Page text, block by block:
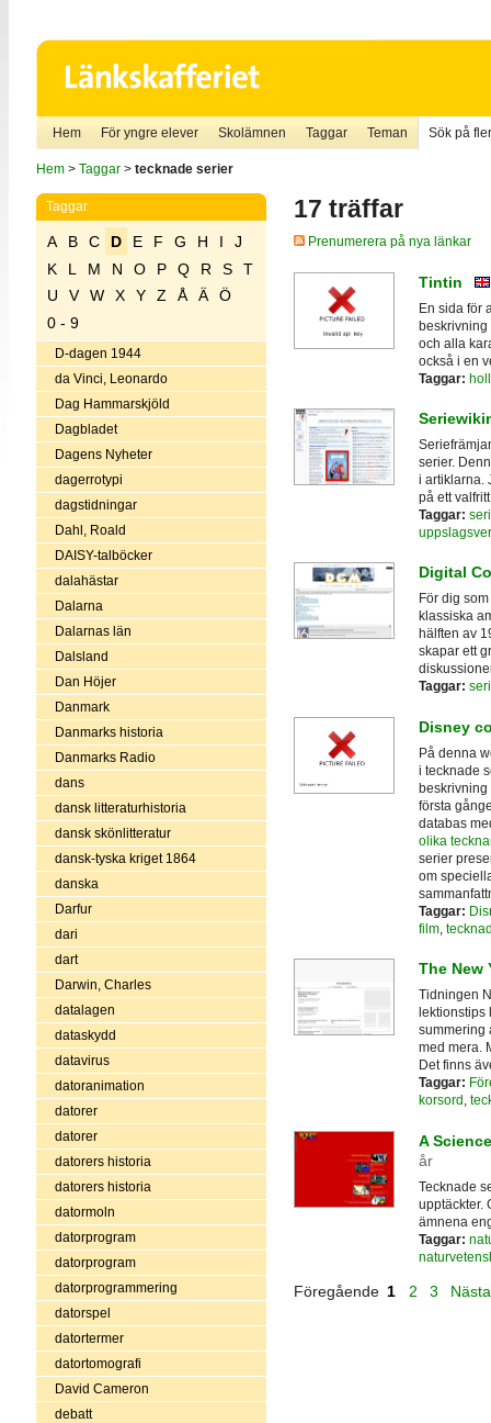
Hem För yngre elever Skolämnen Taggar Teman Sök på
Hem> Taggar> tecknade serier
Taggar
A B C D E F G H I
J
K
L M N O P Q R S
T
U
V W X Y Z Å Ä
Ö
0 - 9
D-dagen 1944
da Vinci, Leonardo
Dag Hammarskjöld
Dagbladet
Dagens Nyheter
dagerrotypi
dagstidningar
Dahl, Roald
DAISY-talböcker
dalahästar
Dalarna
Dalarnas län
Dalsland
Dan Höjer
Danmark
Danmarks historia
Danmarks Radio
dans
dansk litteraturhistoria
dansk skönlitteratur
dansk-tyska kriget 1864
danska
Darfur
dari
dart
Darwin, Charles
datalagen
dataskydd
datavirus
datoranimation
datorer
datorer
datorers historia
datorers historia
datormoln
datorprogram
datorprogram
datorprogrammering
datorspel
datortermer
datortomografi
David Cameron
debatt
17 träffar
Prenumerera på nya länkar
Tintin
En sida för
beskrivning
och alla
också i en
Taggar:
serier.
i artiklarna.
på ett
Taggar:
Digital
För dig
klassiska
hälften av
skapar ett
Taggar:
Disney
På denna
i tecknade
beskrivning
första
databas
olika
serier
om
Taggar:
film,
The New
Tidningen
summering
med mera.
Det finns
Taggar:
korsord ,
A
år
Tecknade
upptäckter.
ämnena
Taggar:
Föregående 1 2 3